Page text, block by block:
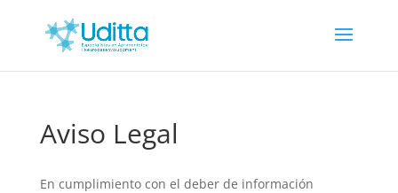
Aviso Legal
En cumplimiento con el deber de información